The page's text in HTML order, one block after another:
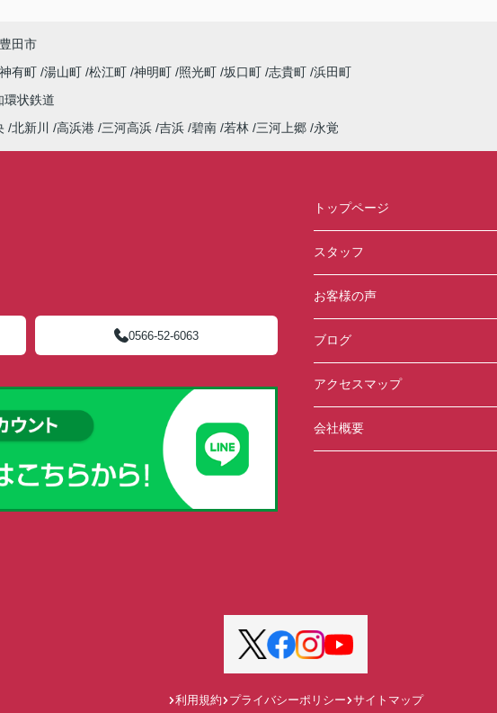
豊田市
神有町 湯山町 松江町 神明町 照光町 坂口町 志貴町 浜田町
環状鉄道
北新川 高浜港 三河高浜 吉浜 碧南 若林 三河上郷 永覚
0566-52-6063
トップページ
スタッフ
お客様の声
ブログ
アクセスマップ
会社概要
利用規約 プライバシーポリシー サイトマップ